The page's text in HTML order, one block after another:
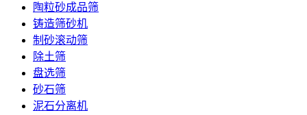
陶粒砂成品筛
铸造筛砂机
制砂滚动筛
除土筛
盘选筛
砂石筛
泥石分离机